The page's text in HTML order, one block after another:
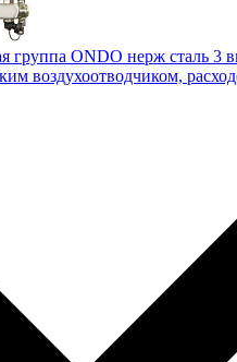
группа ONDO нерж сталь 3
воздухоотводчиком,